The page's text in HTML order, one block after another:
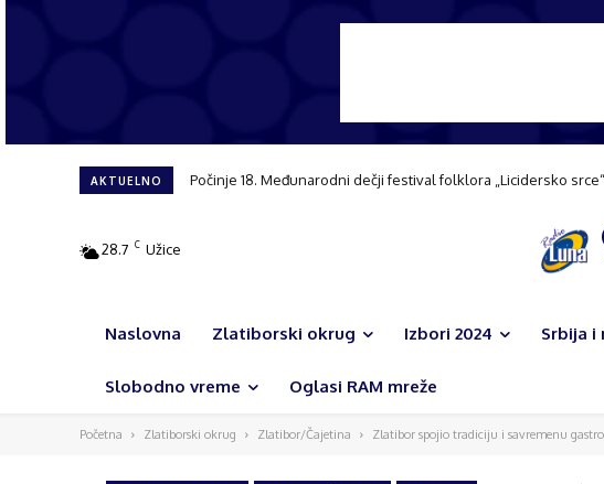
AKTUELNO Počinje 18. Međunarodni dečji festival folklora „Licidersko srce“
28.7 C Užice
Naslovna Zlatiborski okrug Izbori 2024 Srbija i
Slobodno vreme Oglasi RAM mreže
Početna Zlatiborski okrug Zlatibor/Čajetina Zlatibor spojio tradiciju i savremenu